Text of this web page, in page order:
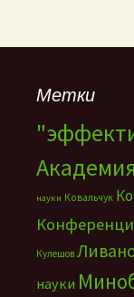
Метки
науки Ковальчук
Кулешов
науки